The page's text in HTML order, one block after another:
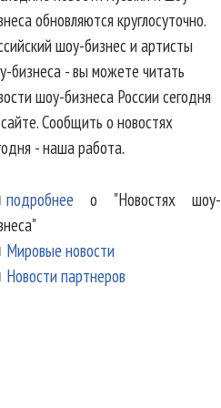
обновляются круглосуточно.
шоу-бизнес и артисты
бизнеса - вы можете читать
шоу-бизнеса России сегодня
Сообщить о новостях
- наша работа.
подробнее о "Новостях шоу-
Мировые новости
Новости партнеров